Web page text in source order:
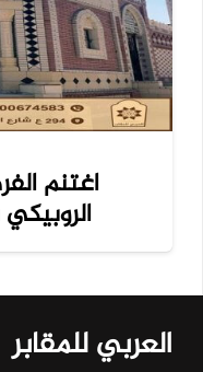
اغتنم
العربي للمقابر